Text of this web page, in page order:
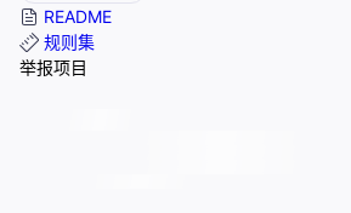
README
规则集
举报项目